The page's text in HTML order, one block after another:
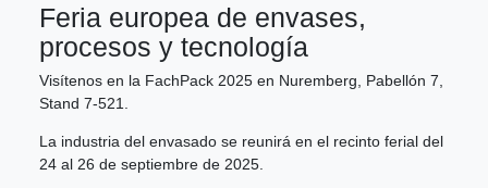
Feria europea de envases,
procesos y tecnología
Visítenos en la FachPack 2025 en Nuremberg, Pabellón 7,
Stand 7-521.
La industria del envasado se reunirá en el recinto ferial del
24 al 26 de septiembre de 2025.